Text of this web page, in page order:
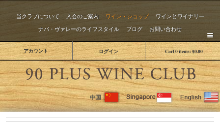
当クラブについて 入会のご案内 ワイン・ショップ
ワインとワイナリー
ナパ・ヴァレーのライフスタイル
ブログ お問い合わせ
Cart0items:$0.00
アカウント ログイン
The